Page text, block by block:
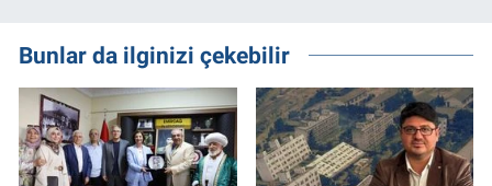
Bunlar da ilginizi çekebilir